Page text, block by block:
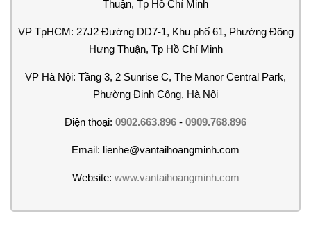
Thuận, Tp Hồ Chí Minh
VP TpHCM: 27J2 Đường DD7-1, Khu phố 61, Phường Đông
Hưng Thuận, Tp Hồ Chí Minh
VP Hà Nội: Tầng 3, 2 Sunrise C, The Manor Central Park,
Phường Định Công, Hà Nội
Điện thoại: 0902.663.896 - 0909.768.896
Email: lienhe@vantaihoangminh.com
Website: www.vantaihoangminh.com